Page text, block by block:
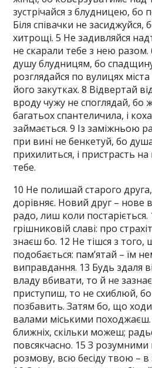
зустрічайся з блудницею, бо
Біля співачки не засиджуйся,
хитрощі. 5 Не задивляйся
не скарали тебе з нею
душу блудницям, бо
розглядайся по вулицях
його закутках. 8 Відвертай
вроду чужу не споглядай, бо
багатьох спантеличила, і
займається. 9 Із заміжньою
при вині не бенкетуй, бо
прихилиться, і пристрасть
тебе.
10 Не полишай старого
дорівняє. Новий друг –
радо, лиш коли
грішниковій славі: про
знаєш бо. 12 Не тішся з
подобається: пам’ятай – їм
виправдання. 13 Будь здаля
владу вбивати, то й не
приступиш, то не схиблюй,
позбавить. Затям бо, що
валами міськими
ближніх, скільки можеш;
повсякчасно. 15 З
розмову, всю бесіду твою –